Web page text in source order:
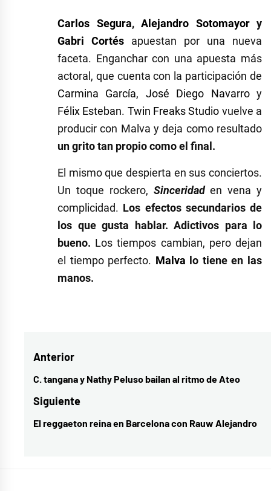
Carlos Segura, Alejandro Sotomayory
Gabri Cortés
apuestan por una nueva
faceta. Enganchar con una apuesta más
actoral, que cuenta con la participación de
Carmina García, José Diego Navarroy
Félix Esteban. Twin Freaks Studio vuelve a
producir con Malva y deja como resultado
un grito tan propio como el final.
El mismo que despierta en sus conciertos.
Un toque rockero, Sinceridad en vena y
complicidad. Los efectos secundarios de
los que gusta hablar. Adictivos para lo
bueno. Los tiempos cambian, pero dejan
el tiempo perfecto. Malva lo tiene en las
manos.
actualidad
musical
musicales,
Navegación
de
entradas
Anterior
Entrada
anterior:
C. tangana y Nathy Peluso bailan al ritmo de Ateo
Siguiente
Entrada
El reggaeton reina en Barcelona con Rauw Alejandro